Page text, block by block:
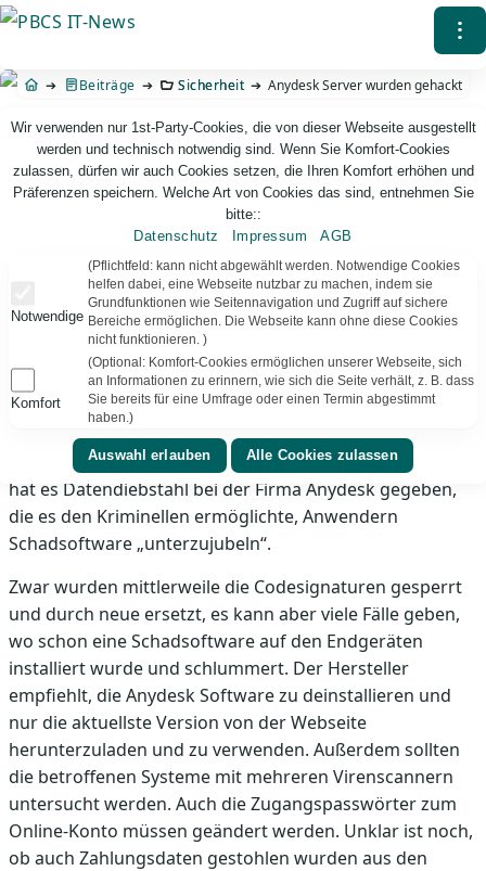
Direkt
Inhalt
⁝
Beiträge Sicherheit Anydesk Server wurden gehackt
PBCS IT-News – IT. Web. Einfach. Webdesign, Analyse & Beratung
Anydesk Server wurden gehackt
Anydesk ist eine Abonnement-Software zum
Fernsteuern des (eigenen) Desktops über das Internet
und wird teilweise auch für Homeoffice genutzt.
#Wichtig – Wie erst jetzt offiziell vom Anbieter bestätigt,
hat es Datendiebstahl bei der Firma Anydesk gegeben,
die es den Kriminellen ermöglichte, Anwendern
Schadsoftware „unterzujubeln“.
Zwar wurden mittlerweile die Codesignaturen gesperrt
und durch neue ersetzt, es kann aber viele Fälle geben,
wo schon eine Schadsoftware auf den Endgeräten
installiert wurde und schlummert. Der Hersteller
empfiehlt, die Anydesk Software zu deinstallieren und
nur die aktuellste Version von der Webseite
herunterzuladen und zu verwenden. Außerdem sollten
die betroffenen Systeme mit mehreren Virenscannern
untersucht werden. Auch die Zugangspasswörter zum
Online-Konto müssen geändert werden. Unklar ist noch,
ob auch Zahlungsdaten gestohlen wurden aus den
Wir verwenden nur 1st-Party-Cookies, die von dieser Webseite ausgestellt
werden und technisch notwendig sind. Wenn Sie Komfort-Cookies
zulassen, dürfen wir auch Cookies setzen, die Ihren Komfort erhöhen und
Präferenzen speichern. Welche Art von Cookies das sind, entnehmen Sie
bitte::
Datenschutz
Impressum AGB
Notwendige
(Pflichtfeld: kann nicht abgewählt werden. Notwendige Cookies
helfen dabei, eine Webseite nutzbar zu machen, indem sie
Grundfunktionen wie Seitennavigation und Zugriff auf sichere
Bereiche ermöglichen. Die Webseite kann ohne diese Cookies
nicht funktionieren. )
Komfort
(Optional: Komfort-Cookies ermöglichen unserer Webseite, sich
an Informationen zu erinnern, wie sich die Seite verhält, z. B. dass
Sie bereits für eine Umfrage oder einen Termin abgestimmt
haben.)